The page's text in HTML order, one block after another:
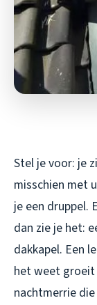
Stel je voor: je
misschien met
je een druppel.
dan zie je het:
dakkapel. Een
het weet
nachtmerrie